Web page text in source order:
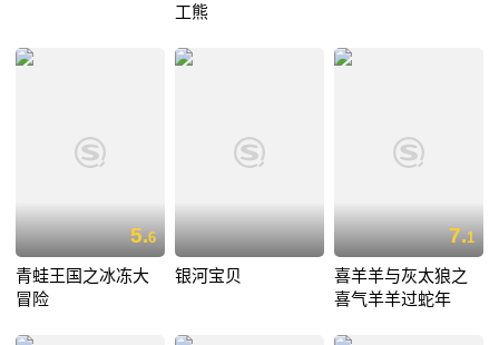
工熊
5.6
青蛙王国之冰冻大
冒险
银河宝贝
7.1
喜羊羊与灰太狼之
喜气羊羊过蛇年